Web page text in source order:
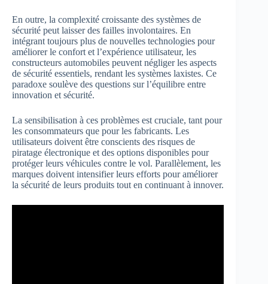
En outre, la complexité croissante des systèmes de
sécurité peut laisser des failles involontaires. En
intégrant toujours plus de nouvelles technologies pour
améliorer le confort et l’expérience utilisateur, les
constructeurs automobiles peuvent négliger les aspects
de sécurité essentiels, rendant les systèmes laxistes. Ce
paradoxe soulève des questions sur l’équilibre entre
innovation et sécurité.
La sensibilisation à ces problèmes est cruciale, tant pour
les consommateurs que pour les fabricants. Les
utilisateurs doivent être conscients des risques de
piratage électronique et des options disponibles pour
protéger leurs véhicules contre le vol. Parallèlement, les
marques doivent intensifier leurs efforts pour améliorer
la sécurité de leurs produits tout en continuant à innover.